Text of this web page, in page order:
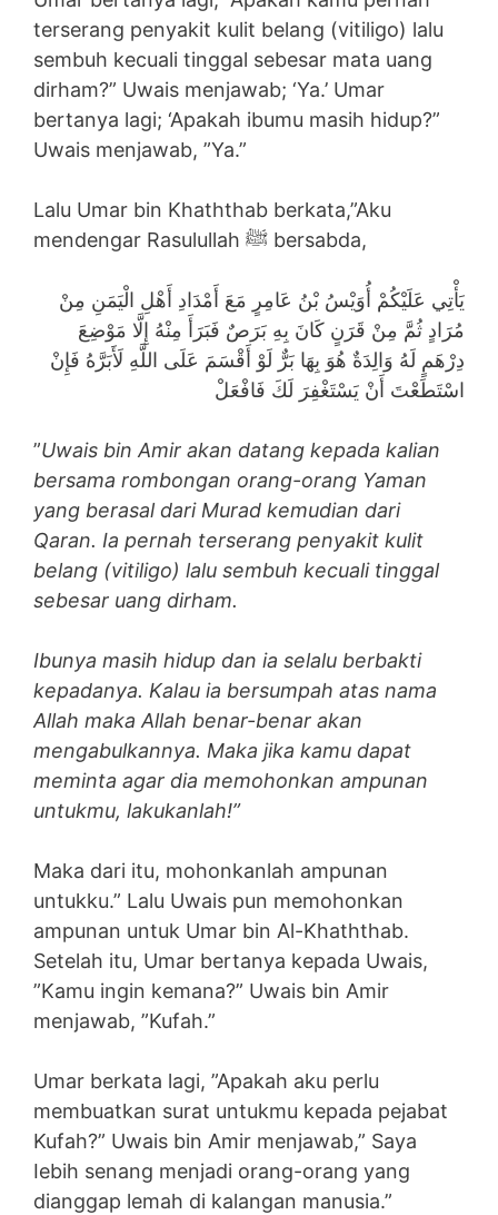
terserang penyakit kulit belang (vitiligo) lalu
sembuh kecuali tinggal sebesar mata uang
dirham?” Uwais menjawab; ‘Ya.’ Umar
bertanya lagi; ‘Apakah ibumu masih hidup?”
Uwais menjawab, ”Ya.”
Lalu Umar bin Khaththab berkata,”Aku
mendengar Rasulullah ﷺ bersabda,
يَأْتِي عَلَيْكُمْ أُوَيْسُ بْنُ عَامِرٍ مَعَ أَمْدَادِ أَهْلِ الْيَمَنِ مِنْ
مُرَادٍ ثُمَّ مِنْ قَرَنٍ كَانَ بِهِ بَرَصٌ فَبَرَأَ مِنْهُ إِلَّا مَوْضِعَ
دِرْهَمٍ لَهُ وَالِدَةٌ هُوَ بِهَا بَرٌّ لَوْ أَقْسَمَ عَلَى اللَّهِ لَأَبَرَّهُ فَإِنْ
اسْتَطَعْتَ أَنْ يَسْتَغْفِرَ لَكَ فَافْعَلْ
”Uwais bin Amir akan datang kepada kalian
bersama rombongan orang-orang Yaman
yang berasal dari Murad kemudian dari
Qaran. Ia pernah terserang penyakit kulit
belang (vitiligo) lalu sembuh kecuali tinggal
sebesar uang dirham.
Ibunya masih hidup dan ia selalu berbakti
kepadanya. Kalau ia bersumpah atas nama
Allah maka Allah benar-benar akan
mengabulkannya. Maka jika kamu dapat
meminta agar dia memohonkan ampunan
untukmu, lakukanlah!”
Maka dari itu, mohonkanlah ampunan
untukku.” Lalu Uwais pun memohonkan
ampunan untuk Umar bin Al-Khaththab.
Setelah itu, Umar bertanya kepada Uwais,
”Kamu ingin kemana?” Uwais bin Amir
menjawab, ”Kufah.”
Umar berkata lagi, ”Apakah aku perlu
membuatkan surat untukmu kepada pejabat
Kufah?” Uwais bin Amir menjawab,” Saya
Iebih senang menjadi orang-orang yang
dianggap lemah di kalangan manusia.”